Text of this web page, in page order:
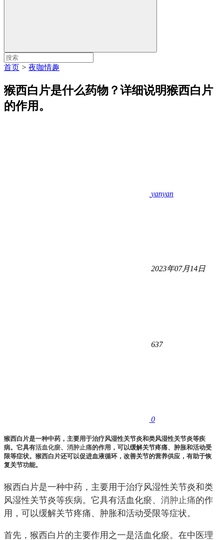
首页 > 夜咖情趣
猴西白片是什么药物？详细说明猴西白片
的作用。
yanyan
2023年07月14日
637
0
猴西白片是一种中药，主要用于治疗风湿性关节炎和类风湿性关节炎等疾
病。它具有活血化瘀、 消肿止痛的作用，可以缓解关节疼痛、肿胀和活动受
限等症状。猴西白片还可以促进血液循环，改善关节的营养供应，有助于恢
复关节功能。
猴西白片是一种中药，主要用于治疗风湿性关节炎和类
风湿性关节炎等疾病。它具有活血化瘀、 消肿止痛的作
用，可以缓解关节疼痛、肿胀和活动受限等症状。
首先，猴西白片的主要作用之一是活血化瘀。在中医理